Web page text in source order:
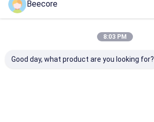
Produits Recommandés
Beecore
8:03 PM
Good day, what product are you looking for?